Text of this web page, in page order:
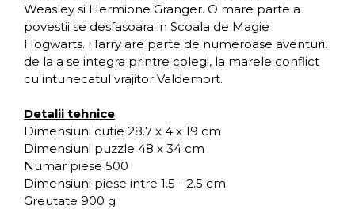
Weasley si Hermione Granger. O mare parte a
povestii se desfasoara in Scoala de Magie
Hogwarts. Harry are parte de numeroase aventuri,
de la a se integra printre colegi, la marele conflict
cu intunecatul vrajitor Valdemort.
Detalii tehnice
Dimensiuni cutie 28.7 x 4 x 19 cm
Dimensiuni puzzle 48 x 34 cm
Numar piese 500
Dimensiuni piese intre 1.5 - 2.5 cm
Greutate 900 g